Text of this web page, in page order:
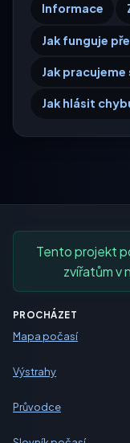
Informace
Jak funguje
Jak pracujeme
Jak hlásit
Tento projekt
zvířatům v
PROCHÁZET
Mapa počasí
Výstrahy
Průvodce